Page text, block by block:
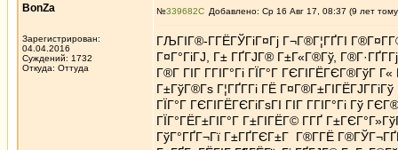
BonZa
Зарегистрирован:
04.04.2016
Суждений: 1732
Откуда: Oттyдa
№339682 Добавлено: Ср 16 Авг 17, 08:37 (9 лет
ГЉГІГ®-Г­ГЁГЎГіГ¤Гј Г¬Г®Г¦ГҐГІ
Г¤Г°ГіГЈ, Г± ГҐГЈГ® Г±Г«Г®Гў,
Г®Г­ ГІГ Г­ГІГ°Гі ГЇГ°Г ГЄГІГЁГЄГ®ГўГ
Г±ГўГ®Гѕ Г¦ГҐГ­Гі ГЁ
ГЇГ°Г ГЄГІГЁГЄГіГѕГІ ГІГ Г­ГІГ°Гі Гў
ГЇГ°ГЁГ±ГІГ°Г Г±ГІГЁГ© Г­ГҐ
ГўГ°ГҐГ¬Гї Г±ГҐГЄГ±Г Г®Г­ГЁ